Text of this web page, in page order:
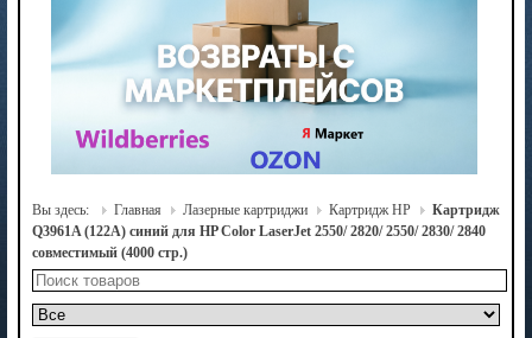
Вы здесь: Главная Лазерные картриджи Картридж HP
Картридж
Q3961A (122A) синий для HP Color LaserJet 2550/ 2820/ 2550/ 2830/ 2840
совместимый (4000 стр.)